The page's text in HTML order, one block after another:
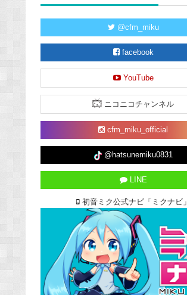
@cfm_miku
facebook
YouTube
ニコニコチャンネル
cfm_miku_official
@hatsunemiku0831
LINE
初音ミク公式ナビ「ミクナビ」